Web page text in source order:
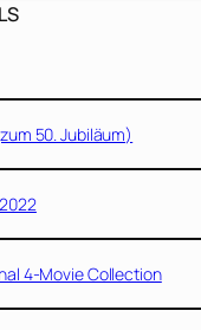
50. Jubiläum)
4-Movie Collection